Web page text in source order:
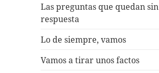
Las preguntas que quedan sin
respuesta
Lo de siempre, vamos
Vamos a tirar unos factos